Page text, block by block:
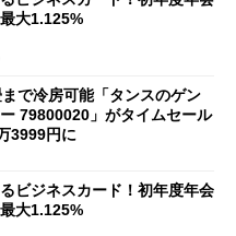
大1.125%
で冷房可能「タンスのゲン
79800020」がタイムセール
3999円に
ビジネスカード！初年度年会
大1.125%